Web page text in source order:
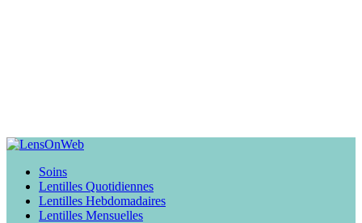
Soins
Lentilles Quotidiennes
Lentilles Hebdomadaires
Lentilles Mensuelles